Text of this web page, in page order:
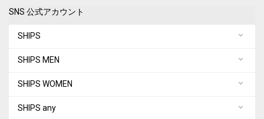
SNS 公式アカウント
SHIPS
SHIPS MEN
SHIPS WOMEN
SHIPS any